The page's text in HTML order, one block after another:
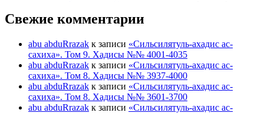
Свежие комментарии
abu abduRrazak к записи «Сильсилятуль-ахадис ас-
сахиха». Том 9. Хадисы №№ 4001-4035
abu abduRrazak к записи «Сильсилятуль-ахадис ас-
сахиха». Том 8. Хадисы №№ 3937-4000
abu abduRrazak к записи «Сильсилятуль-ахадис ас-
сахиха». Том 8. Хадисы №№ 3601-3700
abu abduRrazak к записи «Сильсилятуль-ахадис ас-